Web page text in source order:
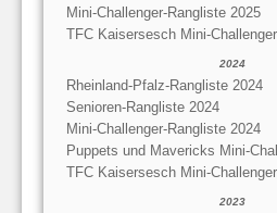
Mini-Challenger-Rangliste 2025
TFC Kaisersesch Mini-
2024
Rheinland-Pfalz-Rangliste 2024
Senioren-Rangliste 2024
Mini-Challenger-Rangliste 2024
Puppets und Mavericks Mini-
TFC Kaisersesch Mini-
2023